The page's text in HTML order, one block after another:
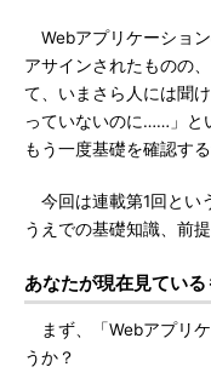
Webアプリケーショ
アサインされたものの
て、いまさら人には聞
っていないのに……」と
もう一度基礎を確認す
今回は連載第1回とい
うえでの基礎知識、前
あなたが現在見てい
まず、「Webアプリ
うか？